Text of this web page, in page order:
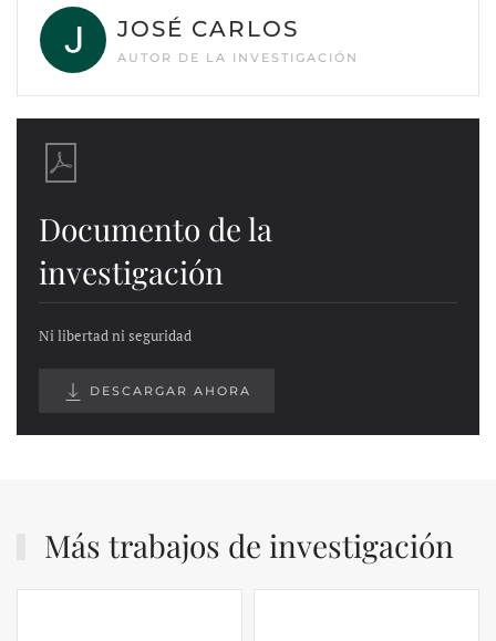
JOSÉ CARLOS
AUTOR DE LA INVESTIGACIÓN
Documento de la
investigación
Ni libertad ni seguridad
DESCARGAR AHORA
Más trabajos de investigación